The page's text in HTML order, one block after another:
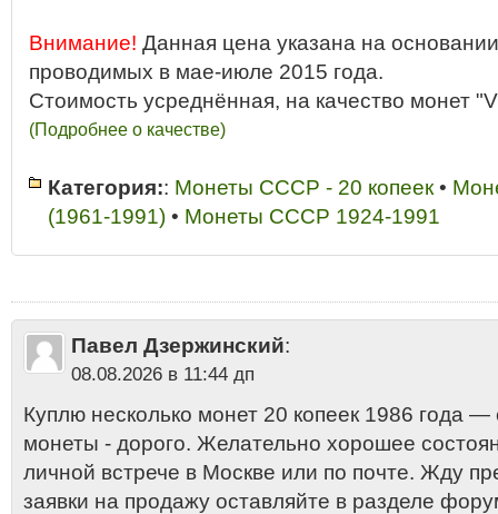
Внимание! Данная цена указана на
проводимых в мае-июле 2015 года.
Стоимость усреднённая, на качество монет
(Подробнее о качестве)
Категория:: Монеты СССР - 20 копеек •
(1961-1991) • Монеты СССР 1924-1991
Никель•Сколько стоит 20 копеек 1986 года
Павел Дзержинский:
08.08.2026 в 11:44 дп
Куплю несколько монет 20 копеек 1986 года —
монеты - дорого. Желательно хорошее
личной встрече в Москве или по почте. Жду
заявки на продажу оставляйте в разделе